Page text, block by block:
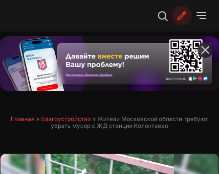
Главная » Благоустройство » Жители Московской области требуют
убрать мусор с ЖД станции Колонтаево